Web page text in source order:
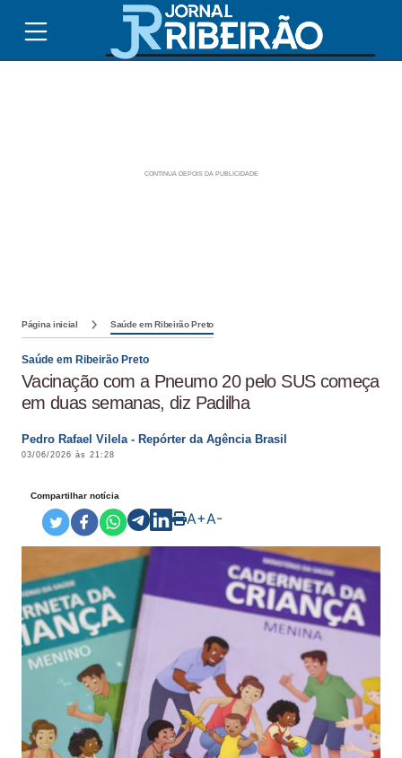
Página inicial Saúde em Ribeirão Preto
Saúde em Ribeirão Preto
Vacinação com a Pneumo 20 pelo SUS começa
em duas semanas, diz Padilha
Pedro Rafael Vilela - Repórter da Agência Brasil
03/06/2026 às 21:28
Compartilhar notícia
A+A-